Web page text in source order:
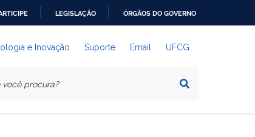
LEGISLAÇÃO ÓRGÃOS DO GOVERNO
e Inovação Suporte Email UFCG